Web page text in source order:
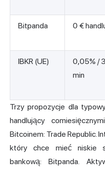
Bitpanda 0 €
IBKR (UE)
0,05% /
min
Trzy propozycje dla
handlujący
Bitcoinem: Trade Republic.
który chce mieć niskie
bankową: Bitpanda.